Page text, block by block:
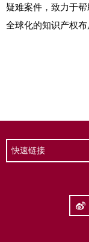
快速链接